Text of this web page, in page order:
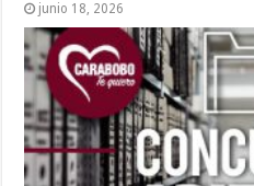
junio 18, 2026